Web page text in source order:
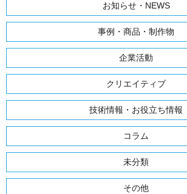
お知らせ・NEWS
事例・商品・制作物
企業活動
クリエイティブ
技術情報・お役立ち情報
コラム
未分類
その他